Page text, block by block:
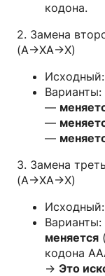
кодона.
2. Замена
(А→XА→X)
—
—
—
3. Замена
(А→XА→X)
меняется
кодона
→ Это